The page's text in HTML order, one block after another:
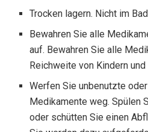
Trocken lagern. Nicht im
Bewahren Sie alle
auf. Bewahren Sie alle
Reichweite von Kindern
Werfen Sie unbenutzte
Medikamente weg. Spülen
oder schütten Sie einen